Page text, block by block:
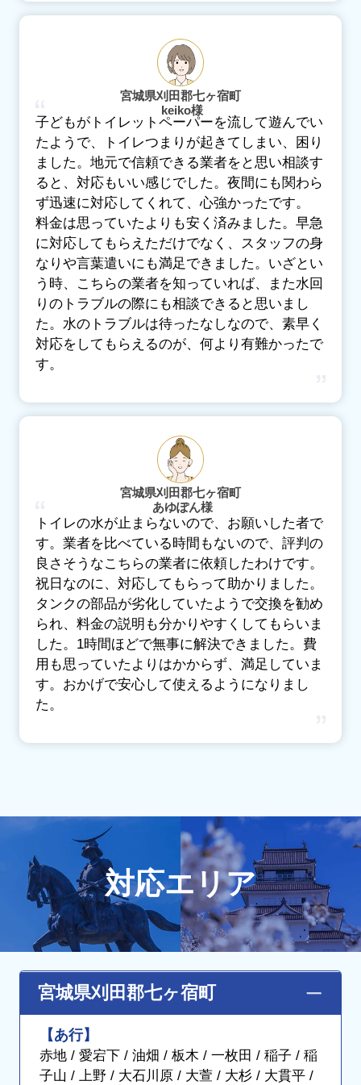
宮城県刈田郡七ヶ宿町
keiko様
子どもがトイレットペーパーを流して遊んでい
たようで、トイレつまりが起きてしまい、困り
ました。地元で信頼できる業者をと思い相談す
ると、対応もいい感じでした。夜間にも関わら
ず迅速に対応してくれて、心強かったです。
料金は思っていたよりも安く済みました。早急
に対応してもらえただけでなく、スタッフの身
なりや言葉遣いにも満足できました。いざとい
う時、こちらの業者を知っていれば、また水回
りのトラブルの際にも相談できると思いまし
た。水のトラブルは待ったなしなので、素早く
対応をしてもらえるのが、何より有難かったで
す。
宮城県刈田郡七ヶ宿町
あゆぽん様
トイレの水が止まらないので、お願いした者で
す。業者を比べている時間もないので、評判の
良さそうなこちらの業者に依頼したわけです。
祝日なのに、対応してもらって助かりました。
タンクの部品が劣化していたようで交換を勧め
られ、料金の説明も分かりやすくしてもらいま
した。1時間ほどで無事に解決できました。費
用も思っていたよりはかからず、満足していま
す。おかげで安心して使えるようになりまし
た。
対応エリア
宮城県刈田郡七ヶ宿町
【あ行】
赤地 / 愛宕下 / 油畑 / 板木 / 一枚田 / 稲子 / 稲
子山 / 上野 / 大石川原 / 大萱 / 大杉 / 大貫平 /